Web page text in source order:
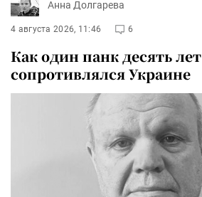
Анна Долгарева
4 августа 2026, 11:46 6
Как один панк десять лет
сопротивлялся Украине